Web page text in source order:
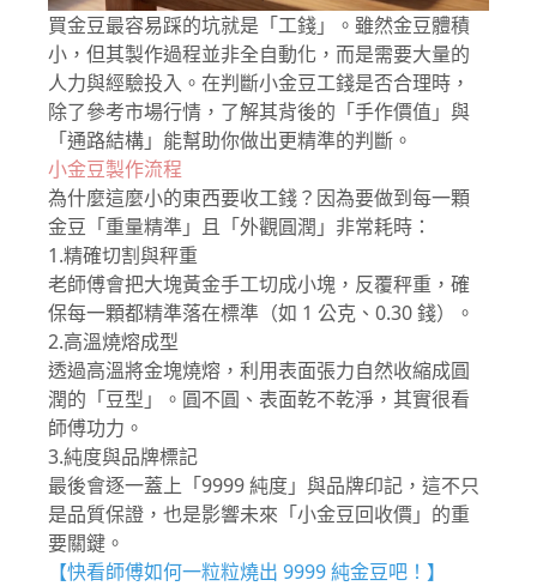
買金豆最容易踩的坑就是「工錢」。雖然金豆體積
小，但其製作過程並非全自動化，而是需要大量的
人力與經驗投入。在判斷小金豆工錢是否合理時，
除了參考市場行情，了解其背後的「手作價值」與
「通路結構」能幫助你做出更精準的判斷。
小金豆製作流程
為什麼這麼小的東西要收工錢？因為要做到每一顆
金豆「重量精準」且「外觀圓潤」非常耗時：
1.精確切割與秤重
老師傅會把大塊黃金手工切成小塊，反覆秤重，確
保每一顆都精準落在標準（如 1 公克、0.30 錢）。
2.高溫燒熔成型
透過高溫將金塊燒熔，利用表面張力自然收縮成圓
潤的「豆型」。圓不圓、表面乾不乾淨，其實很看
師傅功力。
3.純度與品牌標記
最後會逐一蓋上「9999 純度」與品牌印記，這不只
是品質保證，也是影響未來「小金豆回收價」的重
要關鍵。
【快看師傅如何一粒粒燒出 9999 純金豆吧！】